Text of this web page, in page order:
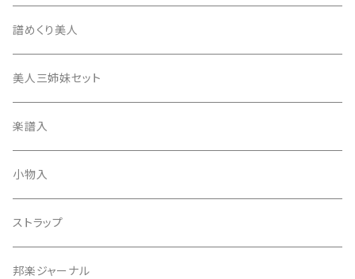
地唄撥
撥滑り止めゴム
ひざゴム・胴ゴム・おひざもと
天神袋
天神巾着
指すり
つぼシール
譜めくり美人
美人三姉妹セット
楽譜入
小物入
ストラップ
邦楽ジャーナル